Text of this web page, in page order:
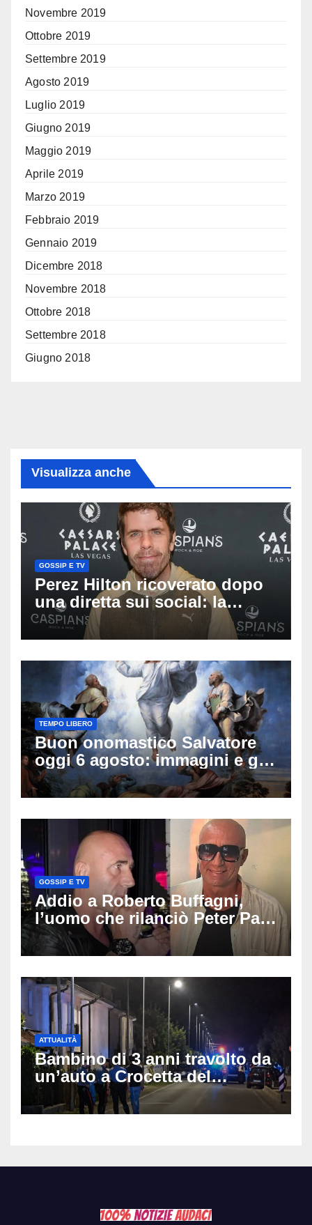
Novembre 2019
Ottobre 2019
Settembre 2019
Agosto 2019
Luglio 2019
Giugno 2019
Maggio 2019
Aprile 2019
Marzo 2019
Febbraio 2019
Gennaio 2019
Dicembre 2018
Novembre 2018
Ottobre 2018
Settembre 2018
Giugno 2018
Visualizza anche
GOSSIP E TV
Perez Hilton ricoverato dopo
una diretta sui social: la
famiglia rompe il silenzio
sulle sue condizioni
TEMPO LIBERO
Buon onomastico Salvatore
oggi 6 agosto: immagini e gif
di auguri da condividere
GOSSIP E TV
Addio a Roberto Buffagni,
l’uomo che rilanciò Peter Pan
e Villa delle Rose: aveva 59
anni
ATTUALITÀ
Bambino di 3 anni travolto da
un’auto a Crocetta del
Montello: è gravissimo,
trasportato in elicottero a